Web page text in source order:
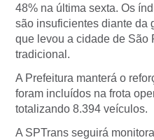
48% na última sexta. Os
são insuficientes diante da
que levou a cidade de São
tradicional.
A Prefeitura manterá o
foram incluídos na frota
totalizando 8.394 veículos.
A SPTrans seguirá